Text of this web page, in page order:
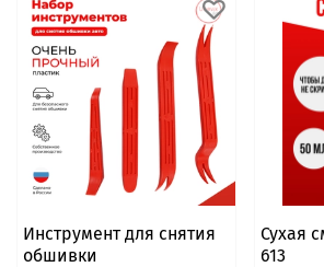
Инструмент для снятия
обшивки
Сухая
613